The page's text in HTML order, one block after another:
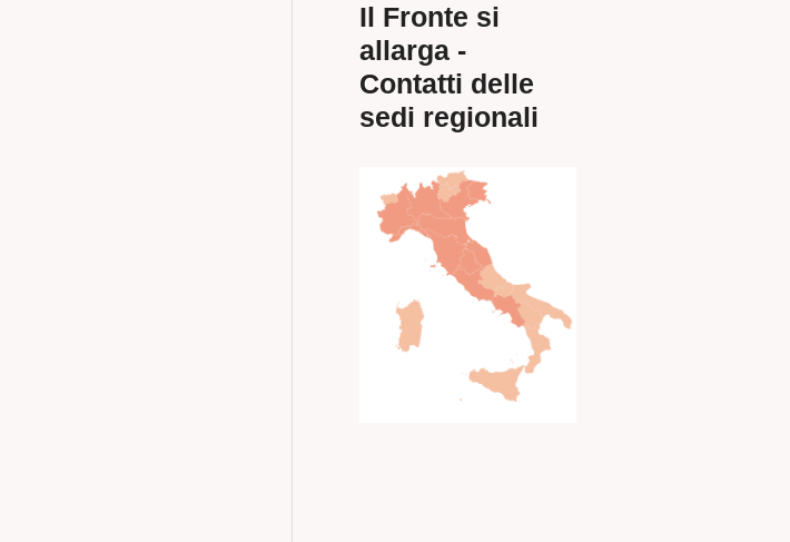
Il Fronte si
allarga -
Contatti delle
sedi regionali